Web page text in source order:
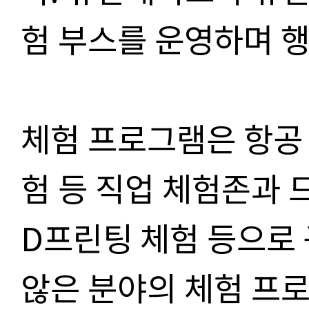
험 부스를 운영하며
체험 프로그램은 항
험 등 직업 체험존과
D프린팅 체험 등으
않은 분야의 체험 프